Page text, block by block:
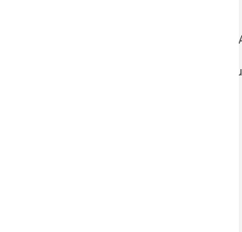
de tribu Nephthali Phedael filius
Hi sunt, quibus praecepit